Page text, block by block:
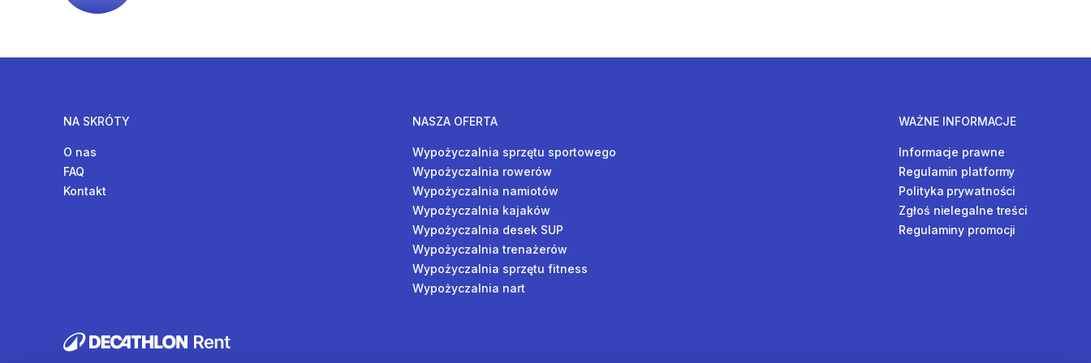
NA SKRÓTY
O nas
FAQ
Kontakt
NASZA OFERTA
Wypożyczalnia sprzętu sportowego
Wypożyczalnia rowerów
Wypożyczalnia namiotów
Wypożyczalnia kajaków
Wypożyczalnia desek SUP
Wypożyczalnia trenażerów
Wypożyczalnia sprzętu fitness
Wypożyczalnia nart
WAŻNE INFORMACJE
Informacje prawne
Regulamin platformy
Polityka prywatności
Zgłoś nielegalne treści
Regulaminy promocji